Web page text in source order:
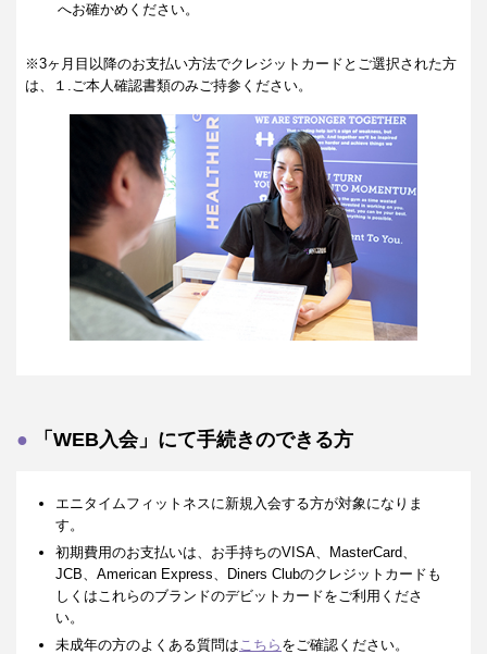
へお確かめください。
※3ヶ月目以降のお支払い方法でクレジットカードとご選択された方
は、１.ご本人確認書類のみご持参ください。
「WEB入会」にて手続きのできる方
エニタイムフィットネスに新規入会する方が対象になりま
す。
初期費用のお支払いは、お手持ちのVISA、MasterCard、
JCB、American Express、Diners Clubのクレジットカードも
しくはこれらのブランドのデビットカードをご利用くださ
い。
未成年の方のよくある質問はこちら をご確認ください。